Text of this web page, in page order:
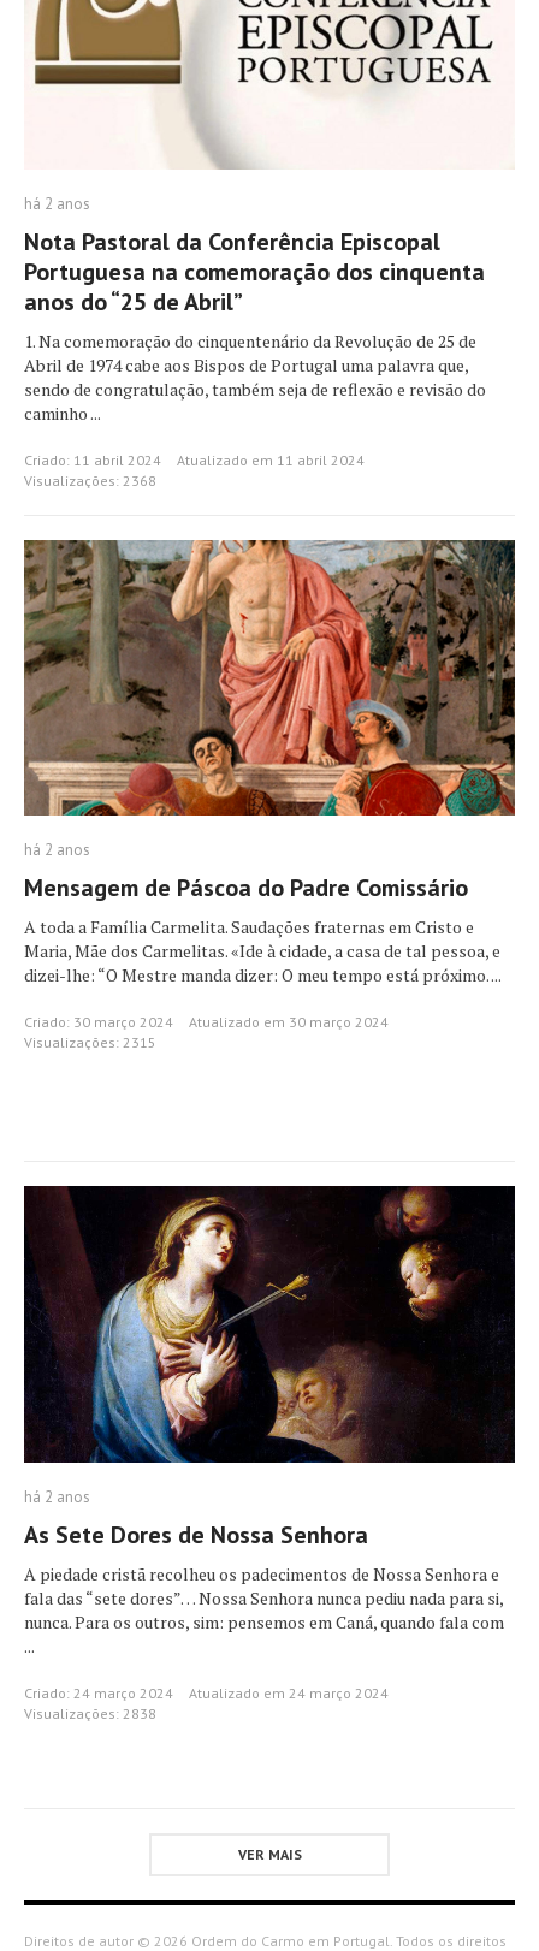
há 2 anos
Nota Pastoral da Conferência Episcopal
Portuguesa na comemoração dos cin­quenta
anos do “25 de Abril”
1. Na comemoração do cinquentenário da Revolução de 25 de
Abril de 1974 cabe aos Bispos de Portugal uma palavra que,
sendo de congratulação, também seja de re­flexão e revisão do
caminho ...
Criado: 11 abril 2024
Atualizado em 11 abril 2024
Visualizações: 2368
há 2 anos
Mensagem de Páscoa do Padre Comissário
A toda a Família Carmelita. Saudações fraternas em Cristo e
Maria, Mãe dos Carmelitas. «Ide à cidade, a casa de tal pessoa, e
dizei-lhe: “O Mestre manda dizer: O meu tempo está próximo. ...
Criado: 30 março 2024
Atualizado em 30 março 2024
Visualizações: 2315
há 2 anos
As Sete Dores de Nossa Senhora
A piedade cristã recolheu os padecimentos de Nossa Senhora e
fala das “sete dores”… Nossa Senhora nunca pediu nada para si,
nunca. Para os outros, sim: pensemos em Caná, quando fala com
...
Criado: 24 março 2024
Atualizado em 24 março 2024
Visualizações: 2838
VER MAIS
Direitos de autor © 2026 Ordem do Carmo em Portugal. Todos os direitos